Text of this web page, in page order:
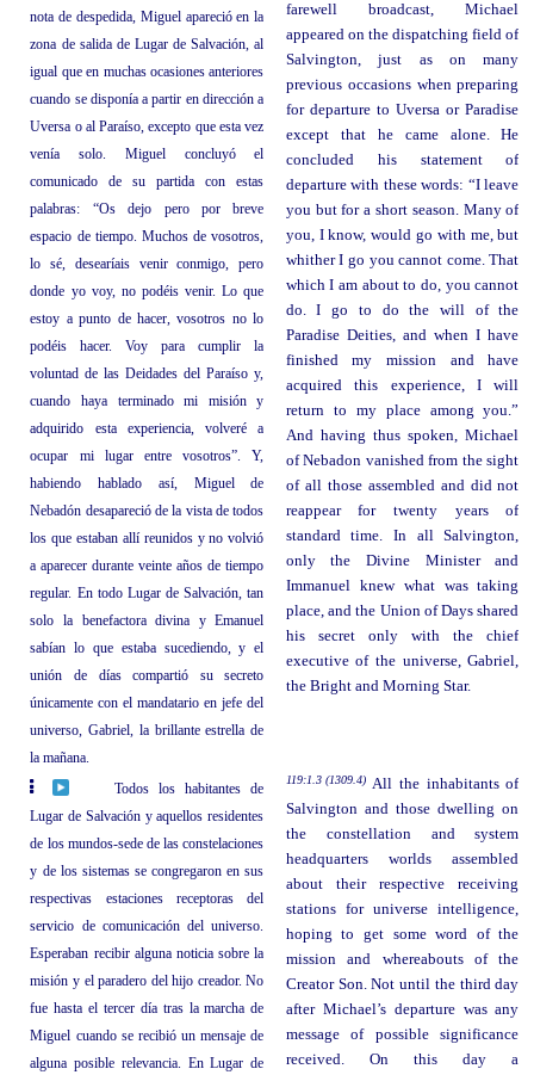
nota de despedida, Miguel apareció en la
zona de salida de Lugar de Salvación, al
igual que en muchas ocasiones anteriores
cuando se disponía a partir en dirección a
Uversa o al Paraíso, excepto que esta vez
venía solo. Miguel concluyó el
comunicado de su partida con estas
palabras: “Os dejo pero por breve
espacio de tiempo. Muchos de vosotros,
lo sé, desearíais venir conmigo, pero
donde yo voy, no podéis venir. Lo que
estoy a punto de hacer, vosotros no lo
podéis hacer. Voy para cumplir la
voluntad de las Deidades del Paraíso y,
cuando haya terminado mi misión y
adquirido esta experiencia, volveré a
ocupar mi lugar entre vosotros”. Y,
habiendo hablado así, Miguel de
Nebadón desapareció de la vista de todos
los que estaban allí reunidos y no volvió
a aparecer durante veinte años de tiempo
regular. En todo Lugar de Salvación, tan
solo la benefactora divina y Emanuel
sabían lo que estaba sucediendo, y el
unión de días compartió su secreto
únicamente con el mandatario en jefe del
universo, Gabriel, la brillante estrella de
la mañana.
farewell broadcast, Michael
appeared on the dispatching field of
Salvington, just as on many
previous occasions when preparing
for departure to Uversa or Paradise
except that he came alone. He
concluded his statement of
departure with these words: “I leave
you but for a short season. Many of
you, I know, would go with me, but
whither I go you cannot come. That
which I am about to do, you cannot
do. I go to do the will of the
Paradise Deities, and when I have
finished my mission and have
acquired this experience, I will
return to my place among you.”
And having thus spoken, Michael
of Nebadon vanished from the sight
of all those assembled and did not
reappear for twenty years of
standard time. In all Salvington,
only the Divine Minister and
Immanuel knew what was taking
place, and the Union of Days shared
his secret only with the chief
executive of the universe, Gabriel,
the Bright and Morning Star.
Todos los habitantes de
Lugar de Salvación y aquellos residentes
de los mundos-sede de las constelaciones
y de los sistemas se congregaron en sus
respectivas estaciones receptoras del
servicio de comunicación del universo.
Esperaban recibir alguna noticia sobre la
misión y el paradero del hijo creador. No
fue hasta el tercer día tras la marcha de
Miguel cuando se recibió un mensaje de
alguna posible relevancia. En Lugar de
119:1.3 (1309.4) All the inhabitants of
Salvington and those dwelling on
the constellation and system
headquarters worlds assembled
about their respective receiving
stations for universe intelligence,
hoping to get some word of the
mission and whereabouts of the
Creator Son. Not until the third day
after Michael’s departure was any
message of possible significance
received. On this day a